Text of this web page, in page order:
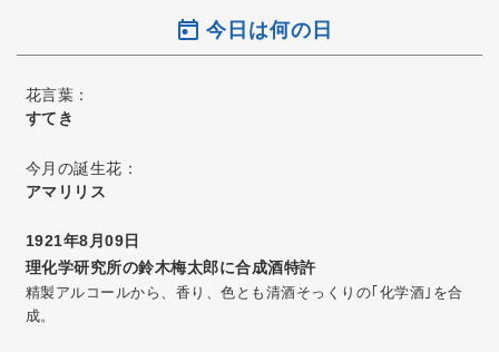
今日は何の日
花言葉：
すてき
今月の誕生花：
アマリリス
1921年8月09日
理化学研究所の鈴木梅太郎に合成酒特許
精製アルコールから、香り、色とも清酒そっくりの｢化学酒｣を合
成。